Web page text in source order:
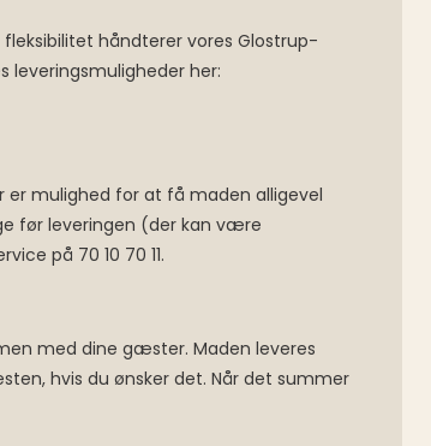
håndterer vores Glostrup-
leveringsmuligheder her:
mulighed for at få maden alligevel
før leveringen (der kan være
på 70 10 70 11.
med dine gæster. Maden leveres
hvis du ønsker det. Når det summer